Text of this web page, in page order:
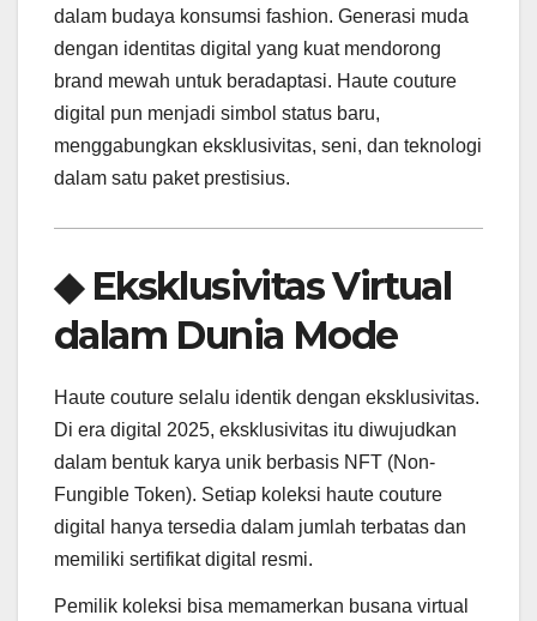
dalam budaya konsumsi fashion. Generasi muda
dengan identitas digital yang kuat mendorong
brand mewah untuk beradaptasi. Haute couture
digital pun menjadi simbol status baru,
menggabungkan eksklusivitas, seni, dan teknologi
dalam satu paket prestisius.
◆ Eksklusivitas Virtual
dalam Dunia Mode
Haute couture selalu identik dengan eksklusivitas.
Di era digital 2025, eksklusivitas itu diwujudkan
dalam bentuk karya unik berbasis NFT (Non-
Fungible Token). Setiap koleksi haute couture
digital hanya tersedia dalam jumlah terbatas dan
memiliki sertifikat digital resmi.
Pemilik koleksi bisa memamerkan busana virtual